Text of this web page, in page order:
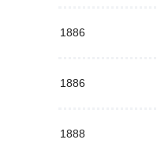
1886
1886
1888